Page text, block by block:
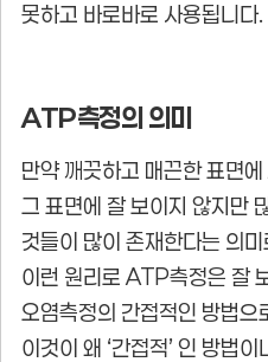
못하고 바로바로 사용됩니다.
ATP측정의 의미
만약 깨끗하고 매끈한 표면
그 표면에 잘 보이지 않지만
것들이 많이 존재한다는 의
이런 원리로 ATP측정은 잘
오염측정의 간접적인 방법으
이것이 왜 ‘간접적’ 인 방법